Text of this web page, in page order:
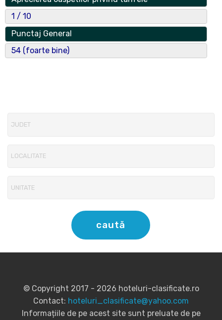
400350
Numar certificat clasificare
4572/2020
1 / 10
Punctaj General
54 (foarte bine)
caută
© Copyright 2017 - 2026 hoteluri-clasificate.ro
Contact: hoteluri_clasificate@yahoo.com
Informațiile de pe acest site sunt preluate de pe